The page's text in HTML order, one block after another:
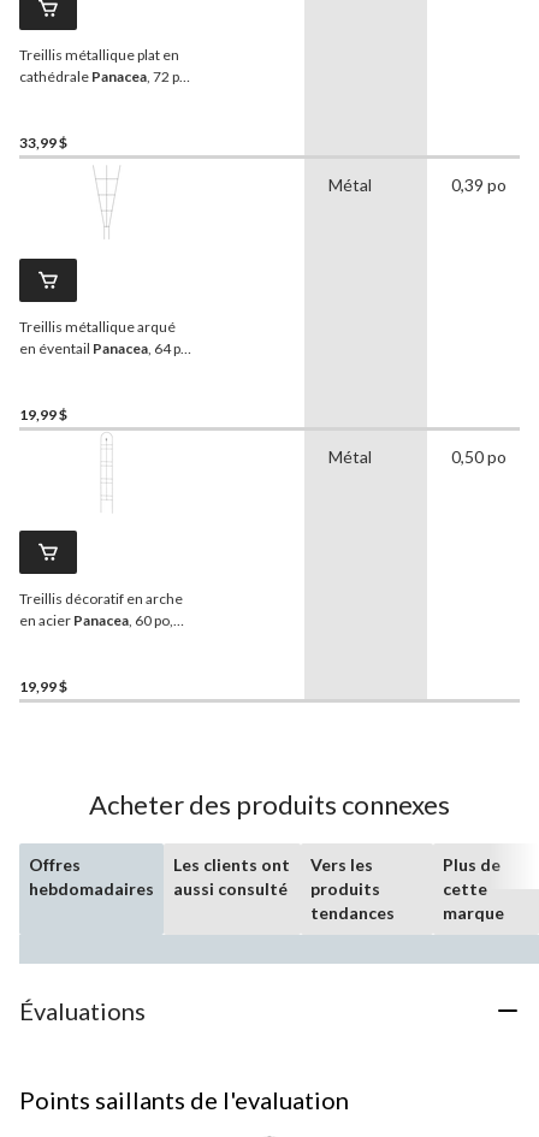
Treillis métallique plat en
cathédrale Panacea , 72 po,
33,99 $
Treillis métallique arqué
en éventail Panacea , 64 po,
19,99 $
Métal 0,39 po
Treillis décoratif en arche
en acier Panacea , 60 po,
19,99 $
Métal 0,50 po
Acheter des produits connexes
Offres
hebdomadaires
Les clients ont
aussi consulté
Vers les
produits
tendances
Plus de
cette
marque
Évaluations
Points saillants de l'evaluation